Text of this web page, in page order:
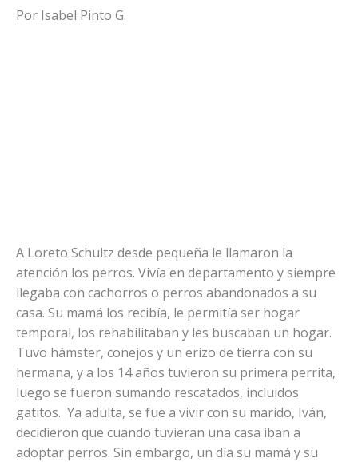
Por Isabel Pinto G.
A Loreto Schultz desde pequeña le llamaron la
atención los perros. Vivía en departamento y siempre
llegaba con cachorros o perros abandonados a su
casa. Su mamá los recibía, le permitía ser hogar
temporal, los rehabilitaban y les buscaban un hogar.
Tuvo hámster, conejos y un erizo de tierra con su
hermana, y a los 14 años tuvieron su primera perrita,
luego se fueron sumando rescatados, incluidos
gatitos. Ya adulta, se fue a vivir con su marido, Iván,
decidieron que cuando tuvieran una casa iban a
adoptar perros. Sin embargo, un día su mamá y su